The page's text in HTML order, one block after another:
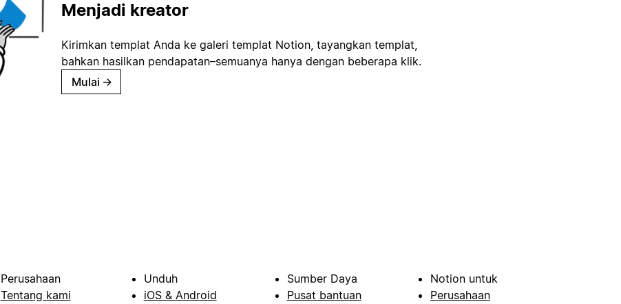
Menjadi kreator
Kirimkan templat Anda ke galeri templat Notion, tayangkan templat,
bahkan hasilkan pendapatan–semuanya hanya dengan beberapa klik.
Mulai →
Perusahaan
Tentang kami
Unduh
iOS & Android
Sumber Daya
Pusat bantuan
Notion untuk
Perusahaan